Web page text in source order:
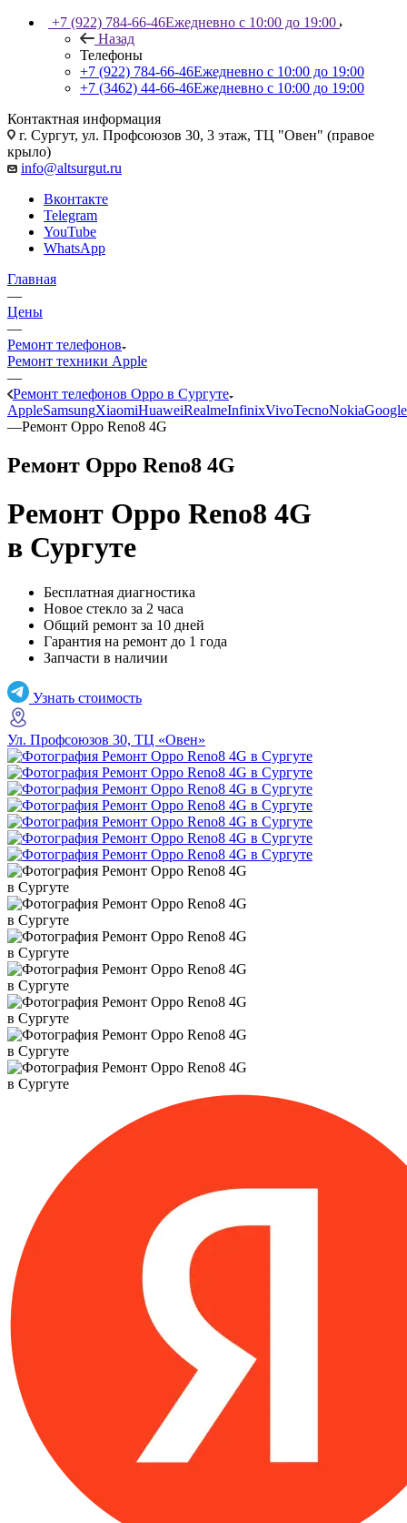
+7 (922) 784-66-46Ежедневно с 10:00 до 19:00
Назад
Телефоны
+7 (922) 784-66-46Ежедневно с 10:00 до 19:00
+7 (3462) 44-66-46Ежедневно с 10:00 до 19:00
Контактная информация
г. Сургут, ул. Профсоюзов 30, 3 этаж, ТЦ "Овен" (правое
крыло)
info@altsurgut.ru
Вконтакте
Telegram
YouTube
WhatsApp
Главная
—
Цены
—
Ремонт телефонов
Ремонт техники Apple
—
Ремонт телефонов Oppo в Сургуте
AppleSamsungXiaomiHuaweiRealmeInfinixVivoTecnoNokiaGoogle
—Ремонт Oppo Reno8 4G
Ремонт Oppo Reno8 4G
Ремонт Oppo Reno8 4G
в Сургуте
Бесплатная диагностика
Новое стекло за 2 часа
Общий ремонт за 10 дней
Гарантия на ремонт до 1 года
Запчасти в наличии
Узнать стоимость
Ул. Профсоюзов 30, ТЦ «Овен»